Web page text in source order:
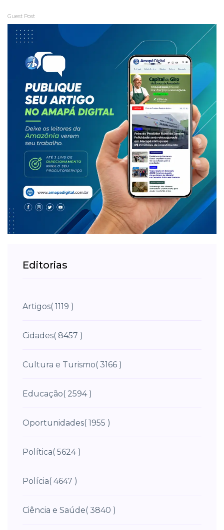
Guest Post
Editorias
Artigos( 1119 )
Cidades( 8457 )
Cultura e Turismo( 3166 )
Educação( 2594 )
Oportunidades( 1955 )
Política( 5624 )
Polícia( 4647 )
Ciência e Saúde( 3840 )